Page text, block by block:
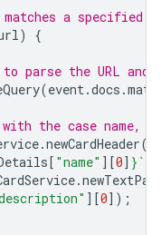
a specified
) {
parse the URL
(event.docs .
the case name,
.newCardHeader()
[ "name" ][0] } `
.
][0]);